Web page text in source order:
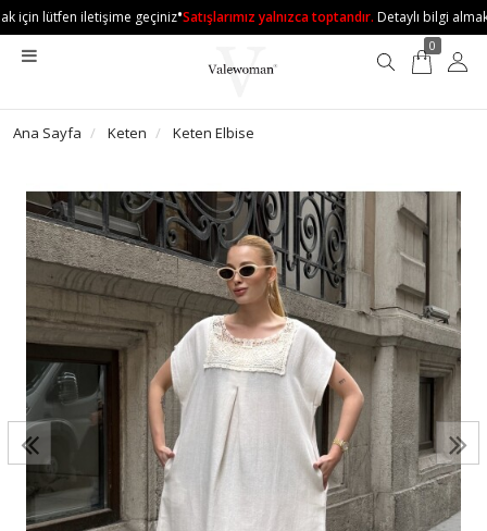
için lütfen iletişime geçiniz•Satışlarımız yalnızca toptandır.Detaylı bilgi almak
0
Ana Sayfa Keten Keten Elbise